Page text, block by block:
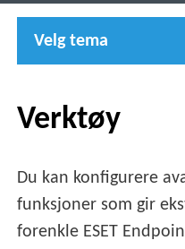
Velg tema
Verktøy
Du kan konfigurere
funksjoner som gir
forenkle ESET